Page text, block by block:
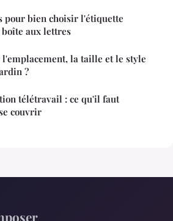
pour bien choisir l'étiquette
aux lettres
la taille et le style
?
télétravail : ce qu'il faut
couvrir